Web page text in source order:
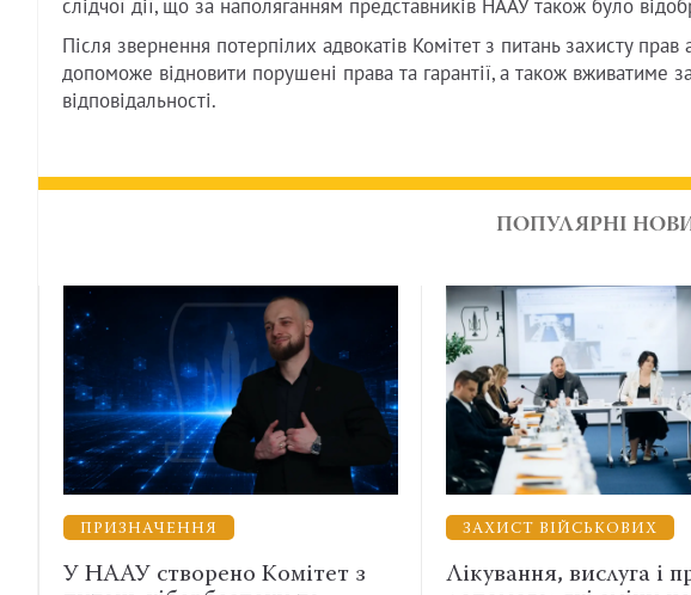
слідчої дії, що за наполяганням представників НААУ також було
Після звернення потерпілих адвокатів Комітет з питань захисту прав
допоможе відновити порушені права та гарантії, а також вживатиме
відповідальності.
ПОПУЛЯРНІ
Комітет з
ЗАХИСТ ВІЙСЬКОВИХ
Лікування, вислуга і правнича